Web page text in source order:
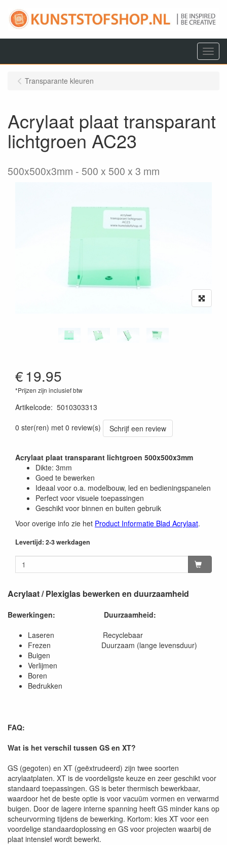
Menu
Transparante kleuren
Acrylaat plaat transparant
lichtgroen AC23
500x500x3mm 500 x 500 x 3 mm
€19.95
*Prijzen zijn inclusief btw
Artikelcode: 5010303313
0 ster(ren) met 0 review(s)
Schrijf een review
Acrylaat plaat transparant lichtgroen 500x500x3mm
Dikte: 3mm
Goed te bewerken
Ideaal voor o.a. modelbouw, led en bedieningspanelen
Perfect voor visuele toepassingen
Geschikt voor binnen en buiten gebruik
Voor overige info zie het Product Informatie Blad Acrylaat.
Levertijd: 2-3 werkdagen
Acrylaat / Plexiglas bewerken en duurzaamheid
Bewerkingen:
Duurzaamheid:
Laseren Recyclebaar
Frezen Duurzaam (lange levensduur)
Buigen
Verlijmen
Boren
Bedrukken
FAQ:
Wat is het verschil tussen GS en XT?
GS (gegoten) en XT (geëxtrudeerd) zijn twee soorten
acrylaatplaten. XT is de voordeligste keuze en zeer geschikt voor
standaard toepassingen. GS is beter thermisch bewerkbaar,
waardoor het de beste optie is voor vacuüm vormen en verwarmd
buigen. Door de lagere interne spanning heeft GS minder kans op
scheurvorming tijdens de bewerking. Kortom: kies XT voor een
voordelige standaardoplossing en GS voor projecten waarbij de
plaat intensief wordt bewerkt.